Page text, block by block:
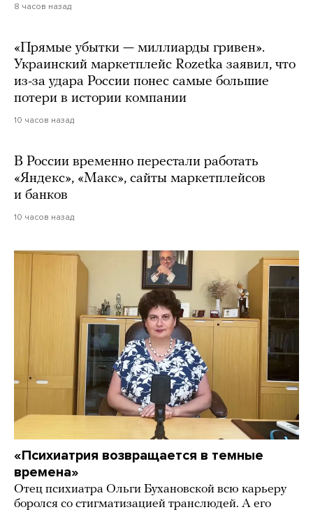
8 часов назад
«Прямые убытки — миллиарды гривен».
Украинский маркетплейс Rozetka заявил, что
из-за удара России понес самые большие
потери в истории компании
10 часов назад
В России временно перестали работать
«Яндекс», «Макс», сайты маркетплейсов
и банков
10 часов назад
«Психиатрия возвращается в темные
времена»
Отец психиатра Ольги Бухановской всю карьеру
боролся со стигматизацией транслюдей. А его